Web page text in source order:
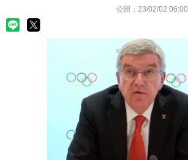
公開： 23/02/02 06:00